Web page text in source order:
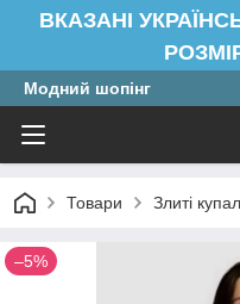
ВКАЗАНІ
Модний шопінг
Товари Злиті
–5%